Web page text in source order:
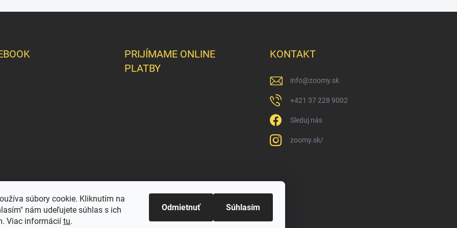
súbory cookie. Kliknutím na
nám udeľujete súhlas s ich
Viac informácií tu.
Odmietnuť Súhlasím
PRIJÍMAME ONLINE
PLATBY
KONTAKT
info@zoomy.sk
+421 37 228 9002
Sleduj nás
zoomy.sk/